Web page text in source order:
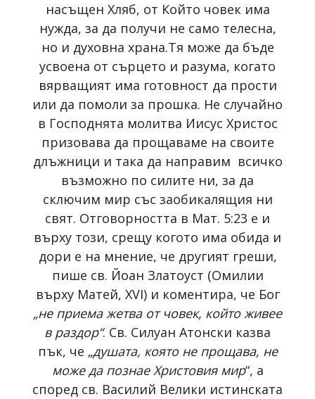
насъщен Хляб, от Който човек има
нужда, за да получи не само телесна,
но и духовна храна.Тя може да бъде
усвоена от сърцето и разума, когато
вярващият има готовност да прости
или да помоли за прошка. Не случайно
в Господнята молитва Иисус Христос
призовава да прощаваме нa своите
длъжници и така да направим всичко
възможно по силите ни, за да
сключим мир със заобикалящия ни
свят. Отговорността в Мат. 5:23 е и
върху този, срещу когото има обида и
дори е на мнение, че другият греши,
пише св. Йоан Златоуст (Омилии
върху Матей, XVI) и коментира, че Бог
„не приема жетва от човек, който живее
в раздор“. Св. Силуан Атонски казва
пък, че „душата, която не прощава, не
може да познае Христовия мир“, а
според св. Василий Велики истинската